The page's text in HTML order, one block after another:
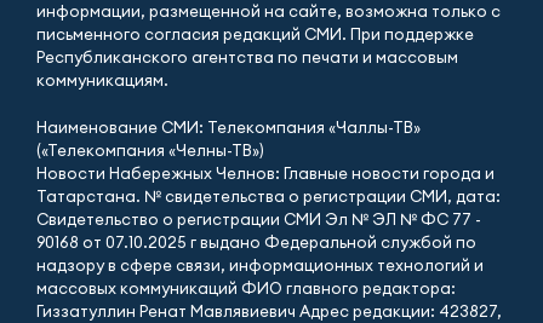
информации, размещенной на сайте, возможна только с
письменного согласия редакций СМИ. При поддержке
Республиканского агентства по печати и массовым
коммуникациям.
Наименование СМИ: Телекомпания «Чаллы-ТВ»
(«Телекомпания «Челны-ТВ»)
Новости Набережных Челнов: Главные новости города и
Татарстана. № свидетельства о регистрации СМИ, дата:
Свидетельство о регистрации СМИ Эл № ЭЛ № ФС 77 -
90168 от 07.10.2025 г выдано Федеральной службой по
надзору в сфере связи, информационных технологий и
массовых коммуникаций ФИО главного редактора:
Гиззатуллин Ренат Мавлявиевич Адрес редакции: 423827,